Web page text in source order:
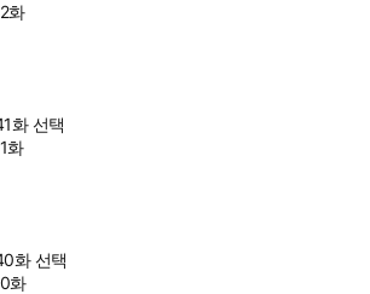
화
화 선택
화
화 선택
화